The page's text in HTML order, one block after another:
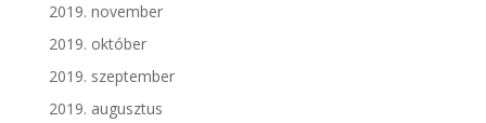
2019. november
2019. október
2019. szeptember
2019. augusztus